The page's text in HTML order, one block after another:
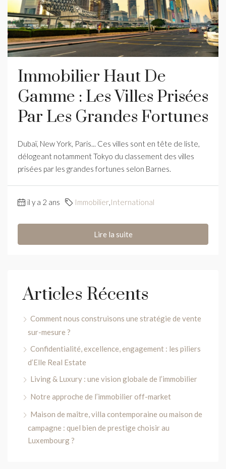
Immobilier Haut De
Gamme : Les Villes Prisées
Par Les Grandes Fortunes
Dubaï, New York, Paris... Ces villes sont en tête de liste,
délogeant notamment Tokyo du classement des villes
prisées par les grandes fortunes selon Barnes.
il y a 2 ans Immobilier,International
Lire la suite
Articles Récents
Comment nous construisons une stratégie de vente
sur-mesure ?
Confidentialité, excellence, engagement : les piliers
d’Elle Real Estate
Living & Luxury : une vision globale de l’immobilier
Notre approche de l’immobilier off-market
Maison de maître, villa contemporaine ou maison de
campagne : quel bien de prestige choisir au
Luxembourg ?